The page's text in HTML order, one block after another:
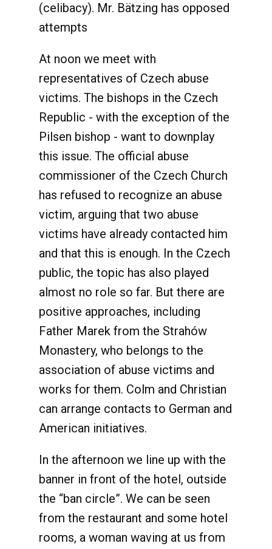
(celibacy). Mr. Bätzing has opposed
attempts
At noon we meet with
representatives of Czech abuse
victims. The bishops in the Czech
Republic - with the exception of the
Pilsen bishop - want to downplay
this issue. The official abuse
commissioner of the Czech Church
has refused to recognize an abuse
victim, arguing that two abuse
victims have already contacted him
and that this is enough. In the Czech
public, the topic has also played
almost no role so far. But there are
positive approaches, including
Father Marek from the Strahów
Monastery, who belongs to the
association of abuse victims and
works for them. Colm and Christian
can arrange contacts to German and
American initiatives.
In the afternoon we line up with the
banner in front of the hotel, outside
the “ban circle”. We can be seen
from the restaurant and some hotel
rooms, a woman waving at us from